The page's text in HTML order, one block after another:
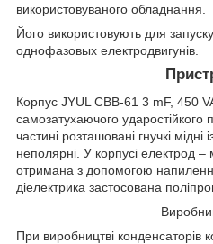
використовуваного обладнання.
Його використовують для
однофазовых електродвигунів.
Корпус JYUL CBB-61 3 mF, 450
самозатухаючого ударостійкого
частині розташовані гнучкі мідні
неполярні. У корпусі електрод –
отримана з допомогою
діелектрика застосована
При виробництві конденсаторів